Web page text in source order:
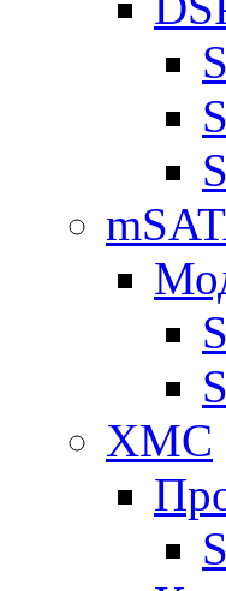
XMC